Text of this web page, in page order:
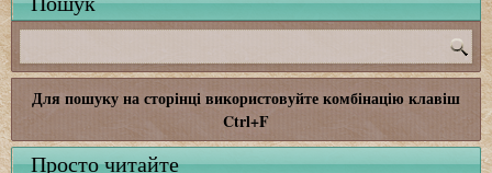
Для пошуку на сторінці використовуйте комбінацію клавіш
Ctrl+F
Просто читайте